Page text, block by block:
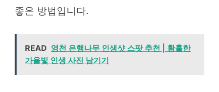
좋은 방법입니다.
READ 영천 은행나무 인생샷 스팟 추천 | 황홀한
가을빛 인생 사진 남기기